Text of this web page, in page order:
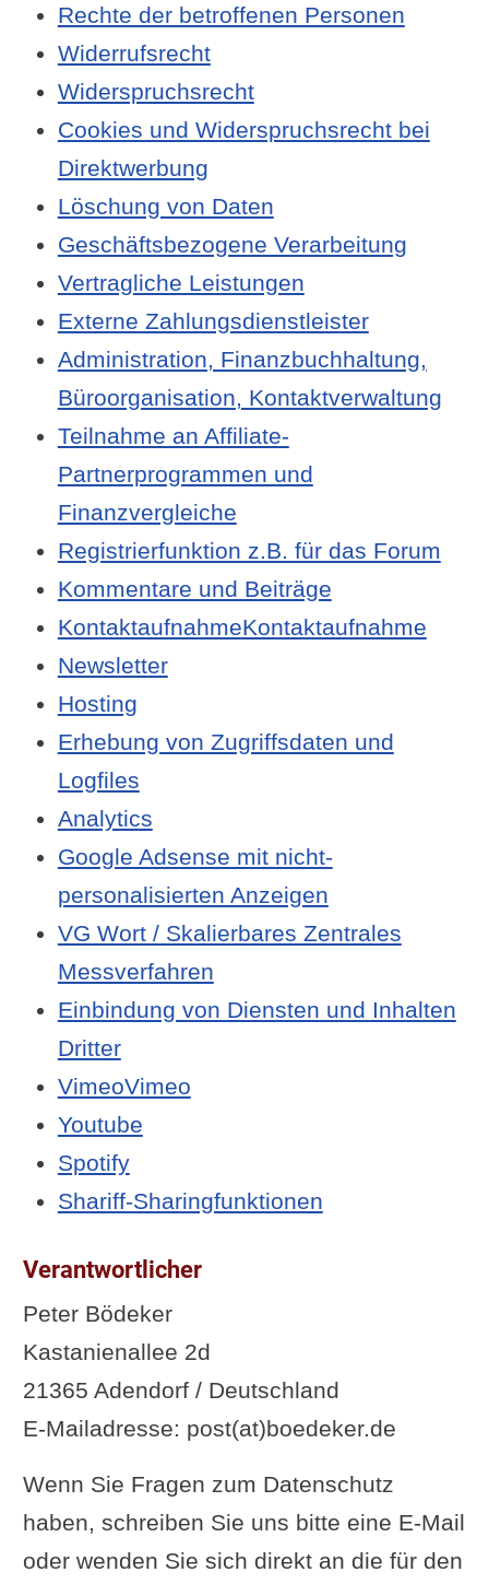
Rechte der betroffenen Personen
Widerrufsrecht
Widerspruchsrecht
Cookies und Widerspruchsrecht bei
Direktwerbung
Löschung von Daten
Geschäftsbezogene Verarbeitung
Vertragliche Leistungen
Externe Zahlungsdienstleister
Administration, Finanzbuchhaltung,
Büroorganisation, Kontaktverwaltung
Teilnahme an Affiliate-
Partnerprogrammen und
Finanzvergleiche
Registrierfunktion z.B. für das Forum
Kommentare und Beiträge
KontaktaufnahmeKontaktaufnahme
Newsletter
Hosting
Erhebung von Zugriffsdaten und
Logfiles
Analytics
Google Adsense mit nicht-
personalisierten Anzeigen
VG Wort / Skalierbares Zentrales
Messverfahren
Einbindung von Diensten und Inhalten
Dritter
VimeoVimeo
Youtube
Spotify
Shariff-Sharingfunktionen
Verantwortlicher
Peter Bödeker
Kastanienallee 2d
21365 Adendorf / Deutschland
E-Mailadresse: post(at)boedeker.de
Wenn Sie Fragen zum Datenschutz
haben, schreiben Sie uns bitte eine E-Mail
oder wenden Sie sich direkt an die für den